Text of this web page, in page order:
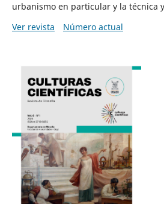
urbanismo en particular y la técnica
Ver revista
Número actual